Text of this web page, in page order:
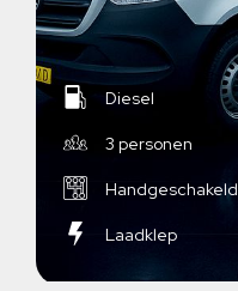
Diesel
3 personen
Handgeschakeld
Laadklep